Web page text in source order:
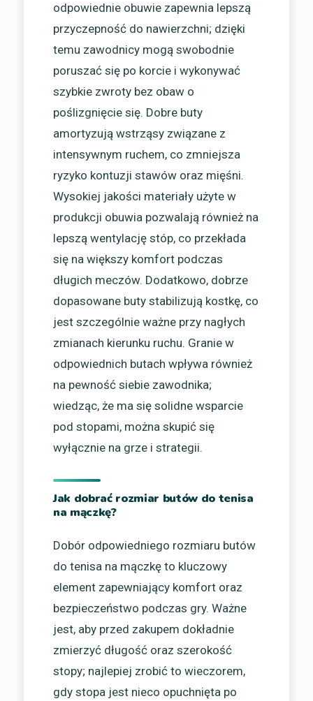
odpowiednie obuwie zapewnia lepszą
przyczepność do nawierzchni; dzięki
temu zawodnicy mogą swobodnie
poruszać się po korcie i wykonywać
szybkie zwroty bez obaw o
poślizgnięcie się. Dobre buty
amortyzują wstrząsy związane z
intensywnym ruchem, co zmniejsza
ryzyko kontuzji stawów oraz mięśni.
Wysokiej jakości materiały użyte w
produkcji obuwia pozwalają również na
lepszą wentylację stóp, co przekłada
się na większy komfort podczas
długich meczów. Dodatkowo, dobrze
dopasowane buty stabilizują kostkę, co
jest szczególnie ważne przy nagłych
zmianach kierunku ruchu. Granie w
odpowiednich butach wpływa również
na pewność siebie zawodnika;
wiedząc, że ma się solidne wsparcie
pod stopami, można skupić się
wyłącznie na grze i strategii.
Jak dobrać rozmiar butów do tenisa
na mączkę?
Dobór odpowiedniego rozmiaru butów
do tenisa na mączkę to kluczowy
element zapewniający komfort oraz
bezpieczeństwo podczas gry. Ważne
jest, aby przed zakupem dokładnie
zmierzyć długość oraz szerokość
stopy; najlepiej zrobić to wieczorem,
gdy stopa jest nieco opuchnięta po